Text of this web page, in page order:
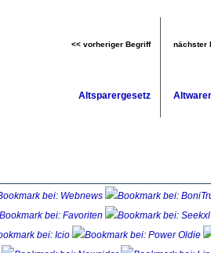
<< vorheriger Begriff nächster
Altsparergesetz